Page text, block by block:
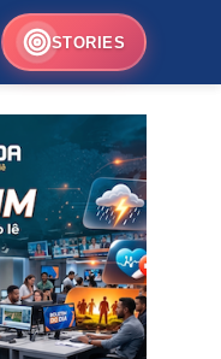
STORIES